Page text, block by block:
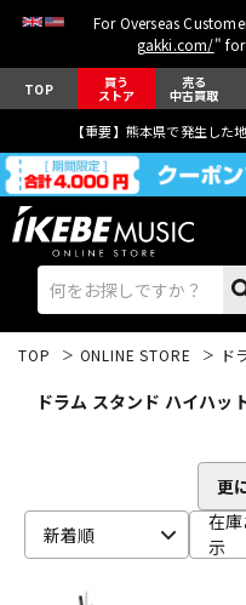
For Overseas
gakki.com/"
TOP 買う
ストア
売る
中古買取
【重要】熊本県で発生した
TOP ONLINE STORE ド
ドラム スタンド ハイハ
更
新着順
在
示